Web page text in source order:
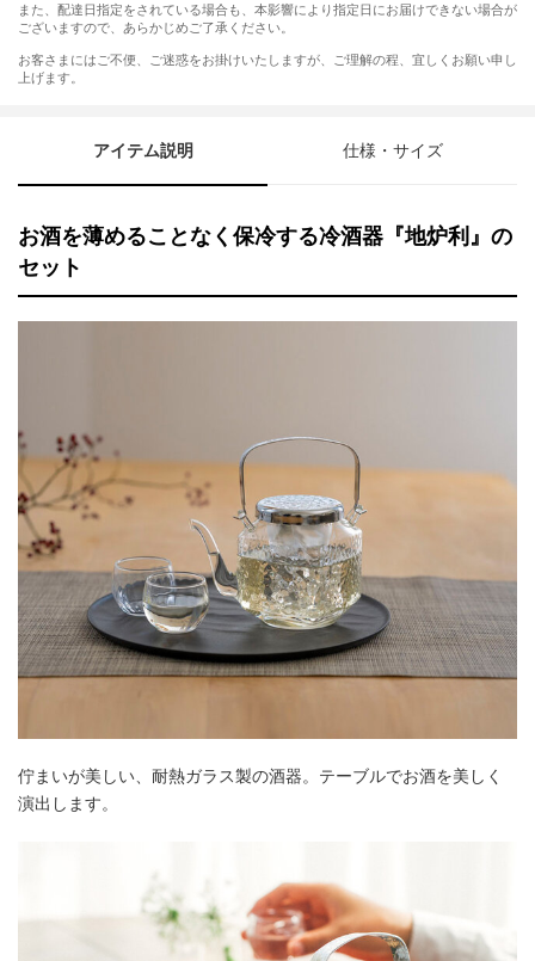
また、配達日指定をされている場合も、本影響により指定日にお届けできない場合が
ございますので、あらかじめご了承ください。
お客さまにはご不便、ご迷惑をお掛けいたしますが、ご理解の程、宜しくお願い申し
上げます。
アイテム説明 仕様・サイズ
お酒を薄めることなく保冷する冷酒器『地炉利』の
セット
佇まいが美しい、耐熱ガラス製の酒器。テーブルでお酒を美しく
演出します。